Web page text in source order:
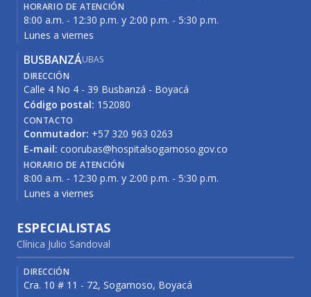
HORARIO DE ATENCIÓN
8:00 a.m. - 12:30 p.m. y 2:00 p.m. - 5:30 p.m.
Lunes a viernes
BUSBANZÁUBAS
DIRECCIÓN
Calle 4 No 4 - 39 Busbanzá - Boyacá
Código postal: 152080
CONTACTO
Conmutador: +57 320 963 0263
E-mail: coorubas@hospitalsogamoso.gov.co
HORARIO DE ATENCIÓN
8:00 a.m. - 12:30 p.m. y 2:00 p.m. - 5:30 p.m.
Lunes a viernes
ESPECIALISTAS
Clínica Julio Sandoval
DIRECCIÓN
Cra. 10 # 11 - 72, Sogamoso, Boyacá